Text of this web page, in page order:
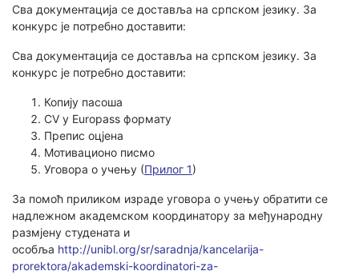
Сва документација се доставља на српском језику. За
конкурс је потребно доставити:
Сва документација се доставља на српском језику. За
конкурс је потребно доставити:
Копију пасоша
CV у Europass формату
Препис оцјена
Мотивационо писмо
Уговора о учењу (Прилог 1)
За помоћ приликом израде уговора о учењу обратити се
надлежном академском координатору за међународну
размјену студената и
особља http://unibl.org/sr/saradnja/kancelarija-
prorektora/akademski-koordinatori-za-